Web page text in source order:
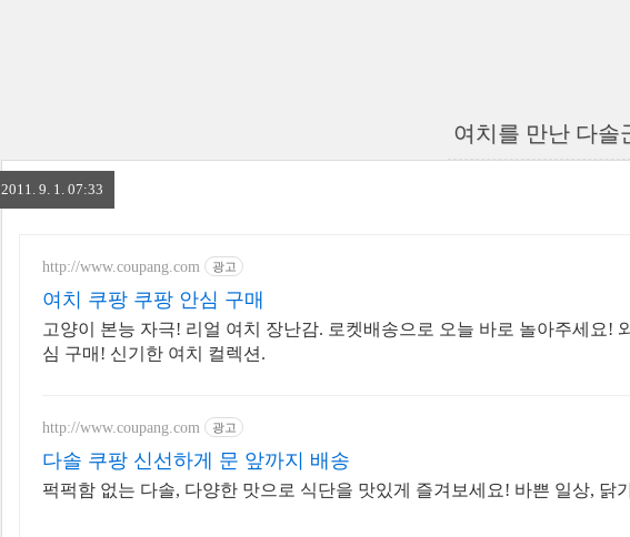
여치를 만난 다솔
2011. 9. 1. 07:33
http://www.coupang.com 광고
여치 쿠팡 쿠팡 안심 구매
고양이 본능 자극! 리얼 여치 장난감. 로켓배송으로 오늘 바로 놀아주세요!
심 구매! 신기한 여치 컬렉션.
http://www.coupang.com 광고
다솔 쿠팡 신선하게 문 앞까지 배송
퍽퍽함 없는 다솔, 다양한 맛으로 식단을 맛있게 즐겨보세요! 바쁜 일상, 닭